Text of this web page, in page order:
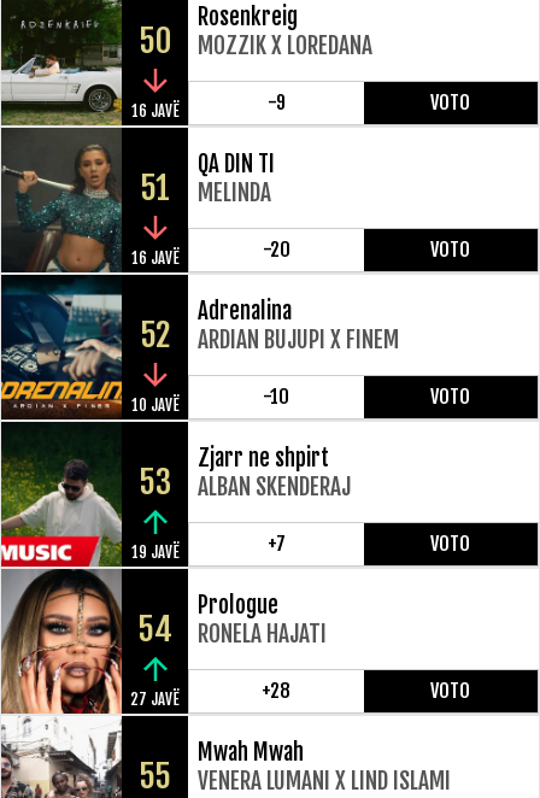
50
16 JAVË
Rosenkreig
MOZZIK X LOREDANA
-9 VOTO
51
16 JAVË
QA DIN TI
MELINDA
-20 VOTO
52
10 JAVË
Adrenalina
ARDIAN BUJUPI X FINEM
-10 VOTO
53
19 JAVË
Zjarr ne shpirt
ALBAN SKENDERAJ
+7 VOTO
54
27 JAVË
Prologue
RONELA HAJATI
+28 VOTO
55
Mwah Mwah
VENERA LUMANI X LIND ISLAMI